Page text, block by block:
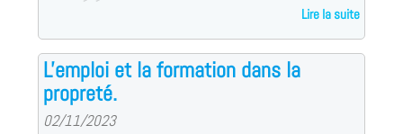
Lire la suite
L'emploi et la formation dans la
propreté.
02/11/2023